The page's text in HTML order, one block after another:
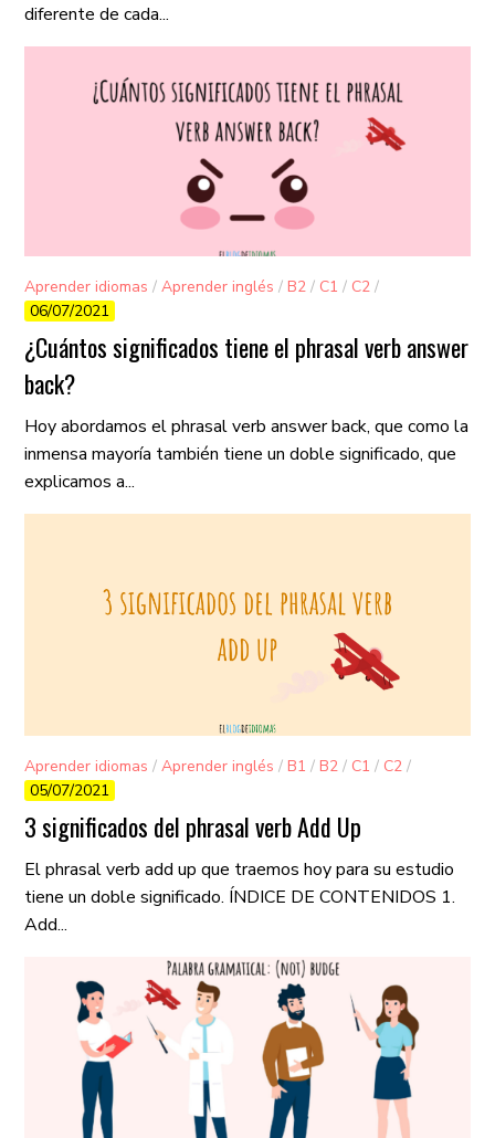
diferente de cada...
Aprender idiomas /Aprender inglés /B2 / C1 / C2 /
Gramática/
06/07/2021
¿Cuántos significados tiene el phrasal verb answer
back?
Hoy abordamos el phrasal verb answer back, que como la
inmensa mayoría también tiene un doble significado, que
explicamos a...
Aprender idiomas /Aprender inglés /B1 /B2 / C1 / C2 /
Gramática/
05/07/2021
3 significados del phrasal verb Add Up
El phrasal verb add up que traemos hoy para su estudio
tiene un doble significado. ÍNDICE DE CONTENIDOS 1.
Add...